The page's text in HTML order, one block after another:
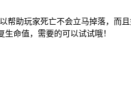
帮助玩家死亡不会立马掉落，而
命值，需要的可以试试哦！